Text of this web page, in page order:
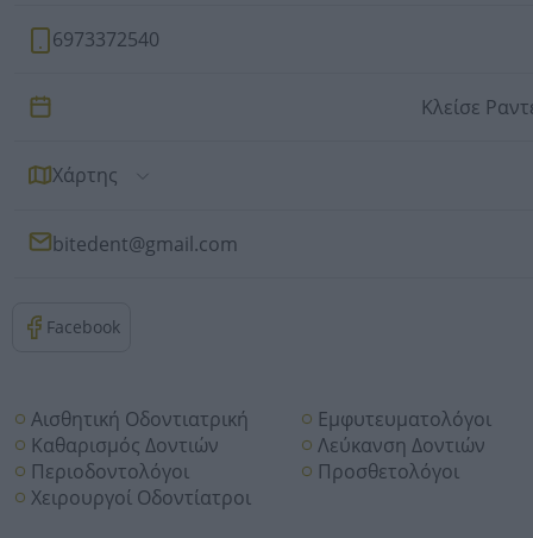
6973372540
Κλείσε
Χάρτης
bitedent@gmail.com
Facebook
Αισθητική Οδοντιατρική
Εμφυτευματολόγοι
Καθαρισμός Δοντιών
Λεύκανση Δοντιών
Περιοδοντολόγοι
Προσθετολόγοι
Χειρουργοί Οδοντίατροι